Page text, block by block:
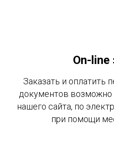
On-line
Заказать и оплатить
документов возможно
нашего сайта, по
при помощи